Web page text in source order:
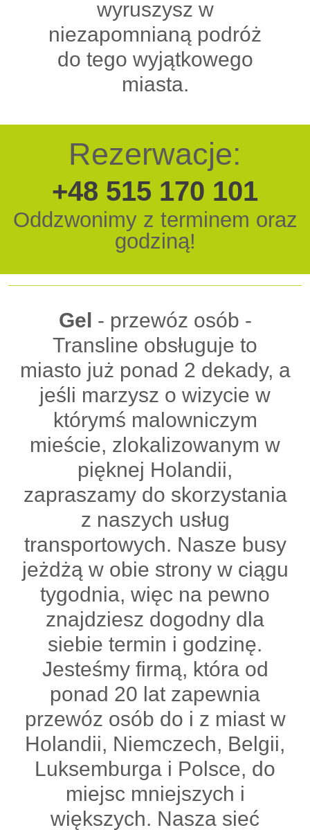
wyruszysz w
niezapomnianą podróż
do tego wyjątkowego
miasta.
Rezerwacje:
+48 515 170 101
Oddzwonimy z terminem oraz
godziną!
Gel - przewóz osób -
Transline obsługuje to
miasto już ponad 2 dekady, a
jeśli marzysz o wizycie w
którymś malowniczym
mieście, zlokalizowanym w
pięknej Holandii,
zapraszamy do skorzystania
z naszych usług
transportowych. Nasze busy
jeżdżą w obie strony w ciągu
tygodnia, więc na pewno
znajdziesz dogodny dla
siebie termin i godzinę.
Jesteśmy firmą, która od
ponad 20 lat zapewnia
przewóz osób do i z miast w
Holandii, Niemczech, Belgii,
Luksemburga i Polsce, do
miejsc mniejszych i
większych. Nasza sieć